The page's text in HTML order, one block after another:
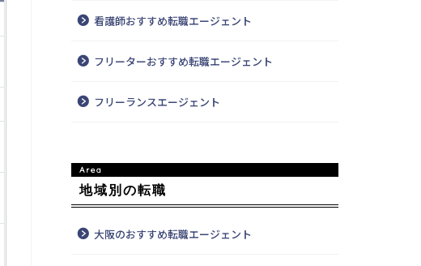
看護師おすすめ転職エージェント
フリーターおすすめ転職エージェント
フリーランスエージェント
地域別の転職
大阪のおすすめ転職エージェント